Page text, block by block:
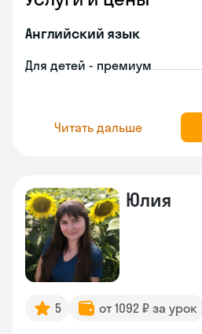
Английский язык
Для детей - премиум
Читать дальше
Юлия
5 от 1092 ₽ за урок